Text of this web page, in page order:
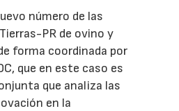
número de las
PR de ovino y
forma coordinada por
que en este caso es
que analiza las
en la